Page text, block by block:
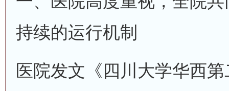
持续的运行机制
医院发文《四川大学华西